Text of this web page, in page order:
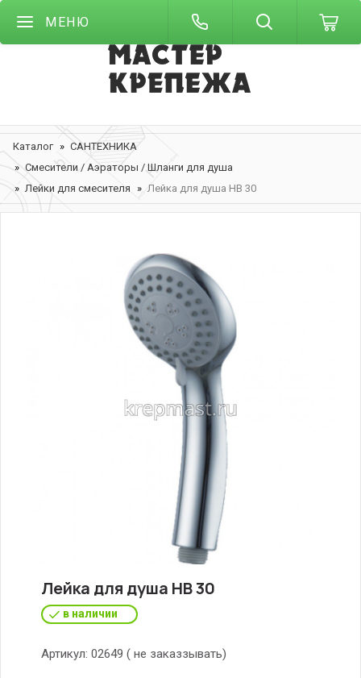
МЕНЮ
Каталог
САНТЕХНИКА
Смесители / Аэраторы / Шланги для душа
Лейки для смесителя
Лейка для душа НВ 30
Лейка для душа НВ 30
в наличии
Артикул: 02649 ( не заказзывать)